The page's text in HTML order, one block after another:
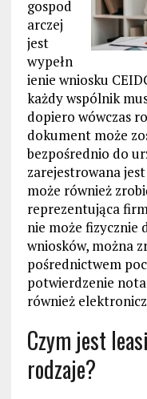
gospod
arczej
jest
wypełn
ienie wniosku
każdy wspólnik
dopiero wówczas
dokument może
bezpośrednio do
zarejestrowana
może również
reprezentująca
nie może fizycznie
wniosków, można
pośrednictwem
potwierdzenie
również
Czym jest
rodzaje?